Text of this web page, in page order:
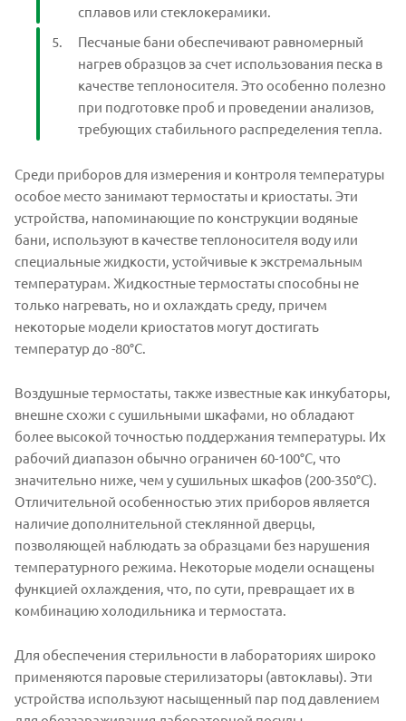
сплавов или стеклокерамики.
Песчаные бани обеспечивают равномерный
нагрев образцов за счет использования песка в
качестве теплоносителя. Это особенно полезно
при подготовке проб и проведении анализов,
требующих стабильного распределения тепла.
Среди приборов для измерения и контроля температуры
особое место занимают термостаты и криостаты. Эти
устройства, напоминающие по конструкции водяные
бани, используют в качестве теплоносителя воду или
специальные жидкости, устойчивые к экстремальным
температурам. Жидкостные термостаты способны не
только нагревать, но и охлаждать среду, причем
некоторые модели криостатов могут достигать
температур до -80°C.
Воздушные термостаты, также известные как инкубаторы,
внешне схожи с сушильными шкафами, но обладают
более высокой точностью поддержания температуры. Их
рабочий диапазон обычно ограничен 60-100°C, что
значительно ниже, чем у сушильных шкафов (200-350°C).
Отличительной особенностью этих приборов является
наличие дополнительной стеклянной дверцы,
позволяющей наблюдать за образцами без нарушения
температурного режима. Некоторые модели оснащены
функцией охлаждения, что, по сути, превращает их в
комбинацию холодильника и термостата.
Для обеспечения стерильности в лабораториях широко
применяются паровые стерилизаторы (автоклавы). Эти
устройства используют насыщенный пар под давлением